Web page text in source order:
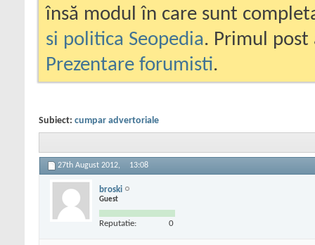
însă modul în care sunt
si politica Seopedia. Primul
Prezentare forumisti.
Subiect: cumpar advertoriale
27th August 2012, 13:08
broski
Guest
Reputatie: 0